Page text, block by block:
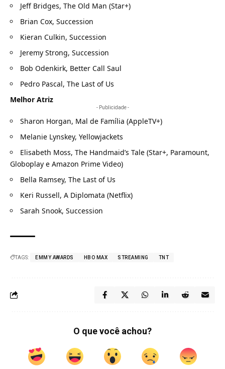
Jeff Bridges, The Old Man (Star+)
Brian Cox, Succession
Kieran Culkin, Succession
Jeremy Strong, Succession
Bob Odenkirk, Better Call Saul
Pedro Pascal, The Last of Us
Melhor Atriz
- Publicidade -
Sharon Horgan, Mal de Família (AppleTV+)
Melanie Lynskey, Yellowjackets
Elisabeth Moss, The Handmaid’s Tale (Star+, Paramount,
Globoplay e Amazon Prime Video)
Bella Ramsey, The Last of Us
Keri Russell, A Diplomata (Netflix)
Sarah Snook, Succession
TAGS: EMMY AWARDS HBO MAX STREAMING TNT
O que você achou?